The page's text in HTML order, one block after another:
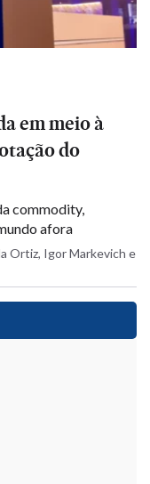
em meio à
do
commodity,
afora
Ortiz, Igor Markevich e